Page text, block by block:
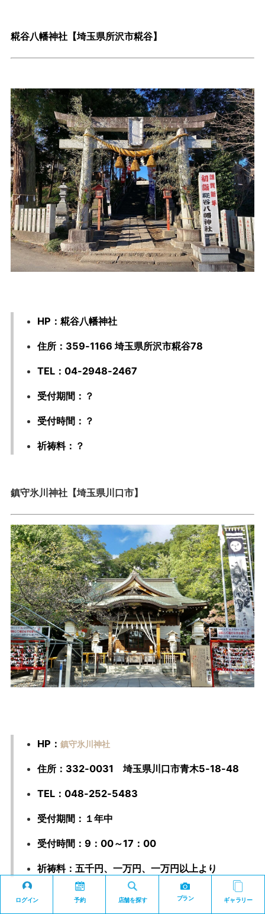
ログイン 予約 店舗を探す プラン ギャラリー
糀谷八幡神社【埼玉県所沢市糀谷】
HP：糀谷八幡神社
住所：359-1166 埼玉県所沢市糀谷78
TEL：04-2948-2467
受付期間：？
受付時間：？
祈祷料：？
鎮守氷川神社【埼玉県川口市】
HP：鎮守氷川神社
住所：332-0031 埼玉県川口市青木5-18-48
TEL：048-252-5483
受付期間：１年中
受付時間：9：00～17：00
祈祷料：五千円、一万円、一万円以上より